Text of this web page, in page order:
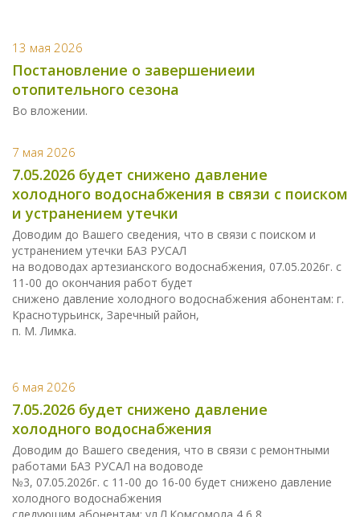
13 мая 2026
Постановление о завершениеии
отопительного сезона
Во вложении.
7 мая 2026
7.05.2026 будет снижено давление
холодного водоснабжения в связи с поиском
и устранением утечки
Доводим до Вашего сведения, что в связи с поиском и
устранением утечки БАЗ РУСАЛ
на водоводах артезианского водоснабжения, 07.05.2026г. с
11-00 до окончания работ будет
снижено давление холодного водоснабжения абонентам: г.
Краснотурьинск, Заречный район,
п. М. Лимка.
6 мая 2026
7.05.2026 будет снижено давление
холодного водоснабжения
Доводим до Вашего сведения, что в связи с ремонтными
работами БАЗ РУСАЛ на водоводе
№3, 07.05.2026г. с 11-00 до 16-00 будет снижено давление
холодного водоснабжения